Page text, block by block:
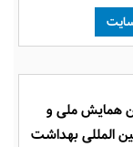
همایش ملی و
المللی بهداشت